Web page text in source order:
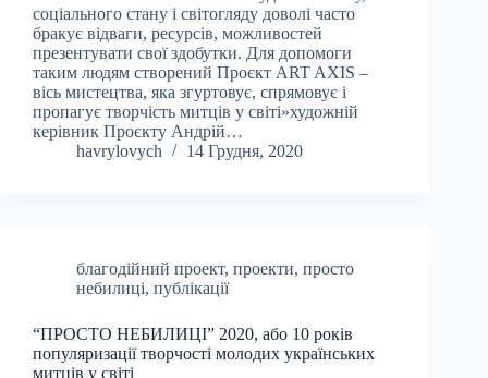
соціального стану і світогляду доволі часто
бракує відваги, ресурсів, можливостей
презентувати свої здобутки. Для допомоги
таким людям створений Проєкт ART AXIS –
вісь мистецтва, яка згуртовує, спрямовує і
пропагує творчість митців у світі»художній
керівник Проєкту Андрій…
havrylovych
14 Грудня, 2020
благодійний проект, проекти, просто
небилиці, публікації
“ПРОСТО НЕБИЛИЦІ” 2020, або 10 років
популяризації творчості молодих українських
митців у світі